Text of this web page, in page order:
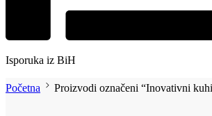
Isporuka iz BiH
Početna Proizvodi označeni “Inovativni